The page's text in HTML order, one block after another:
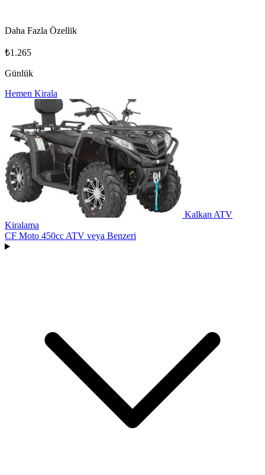
Daha Fazla Özellik
₺1.265
Günlük
Hemen Kirala
Kalkan ATV
Kiralama
CF Moto 450cc ATV veya Benzeri